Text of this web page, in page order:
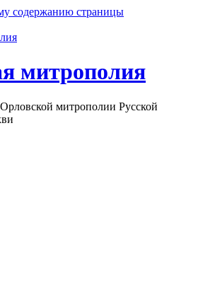
содержанию страницы
митрополия
митрополии Русской